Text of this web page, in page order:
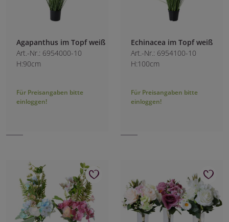
Agapanthus im Topf weiß
Art.-Nr.: 6954000-10
H:90cm
Für Preisangaben bitte
einloggen!
Echinacea im Topf weiß
Art.-Nr.: 6954100-10
H:100cm
Für Preisangaben bitte
einloggen!